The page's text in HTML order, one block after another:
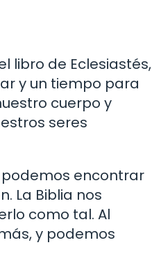
libro de Eclesiastés,
y un tiempo para
cuerpo y
seres
podemos encontrar
La Biblia nos
como tal. Al
y podemos